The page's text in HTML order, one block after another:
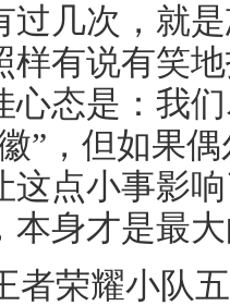
过几次，就
样有说有笑
心态是：我
”，但如果
这点小事影
本身才是最
者荣耀小队